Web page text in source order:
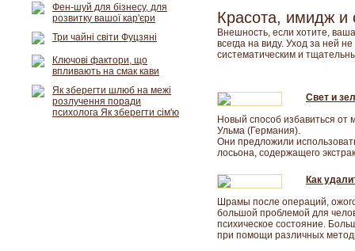
Красота, имидж и
Внешность, если хотите,
всегда на виду. Уход за ней
систематическим и
Свет и
Новый способ избавиться
Ульма (Германия).
Они предложили
лосьона, содержащего
Как
Шрамы после операций,
большой проблемой для
психическое состояние.
при помощи различных
Фен-шуй для бізнесу, для
розвитку вашої кар'єри
Три чайні світи Фуцзяні
Ключові фактори, що
впливають на смак кави
Як зберегти шлюб на межі
розлучення поради
психолога Як зберегти сім'ю